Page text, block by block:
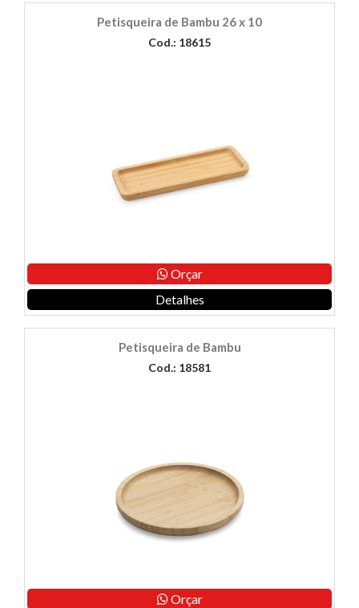
Petisqueira de Bambu 26 x 10
Cod.: 18615
Orçar
Detalhes
Petisqueira de Bambu
Cod.: 18581
Orçar